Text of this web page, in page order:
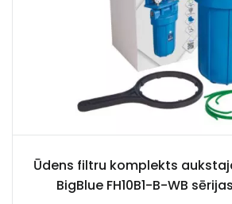
Ūdens filtru komplekts
BigBlue FH10B1-B-WB